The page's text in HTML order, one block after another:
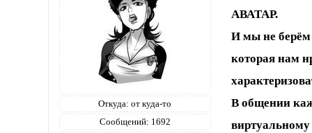
Откуда: от куда-то
Сообщений: 1692
АВАТАР.
И мы не берём
которая нам
В общении
виртуальному